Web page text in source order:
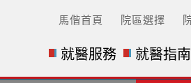
馬偕首頁 院區選擇
就醫服務 就醫指南